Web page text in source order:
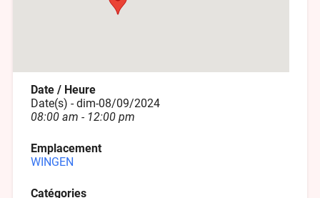
Date / Heure
Date(s) - dim-08/09/2024
08:00 am - 12:00 pm
Emplacement
WINGEN
Catégories